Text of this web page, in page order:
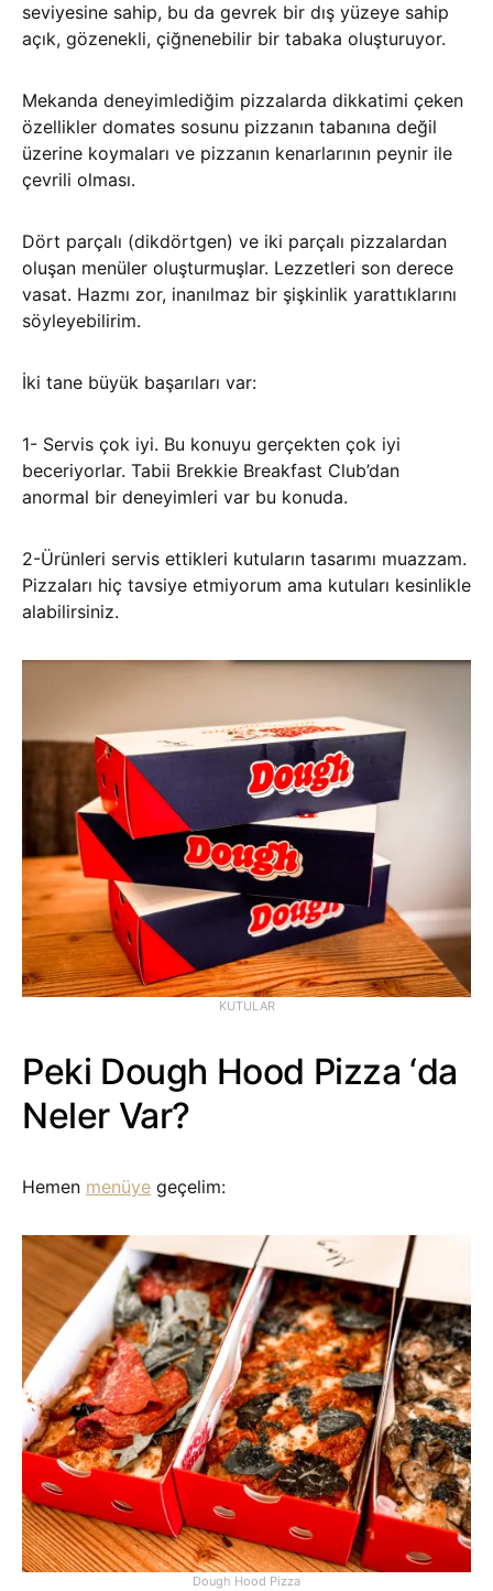
seviyesine sahip, bu da gevrek bir dış yüzeye sahip
açık, gözenekli, çiğnenebilir bir tabaka oluşturuyor.
Mekanda deneyimlediğim pizzalarda dikkatimi çeken
özellikler domates sosunu pizzanın tabanına değil
üzerine koymaları ve pizzanın kenarlarının peynir ile
çevrili olması.
Dört parçalı (dikdörtgen) ve iki parçalı pizzalardan
oluşan menüler oluşturmuşlar. Lezzetleri son derece
vasat. Hazmı zor, inanılmaz bir şişkinlik yarattıklarını
söyleyebilirim.
İki tane büyük başarıları var:
1- Servis çok iyi. Bu konuyu gerçekten çok iyi
beceriyorlar. Tabii Brekkie Breakfast Club’dan
anormal bir deneyimleri var bu konuda.
2-Ürünleri servis ettikleri kutuların tasarımı muazzam.
Pizzaları hiç tavsiye etmiyorum ama kutuları kesinlikle
alabilirsiniz.
KUTULAR
Peki Dough Hood Pizza ‘da
Neler Var?
Hemen menüye geçelim:
Dough Hood Pizza